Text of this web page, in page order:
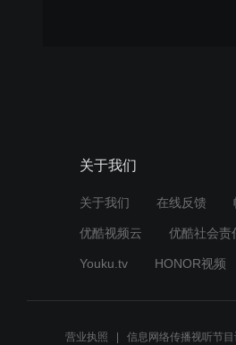
关于我们
关于我们 在线反馈
优酷视频云 优酷社会责
Youku.tv HONOR视频
营业执照 信息网络传播视听节